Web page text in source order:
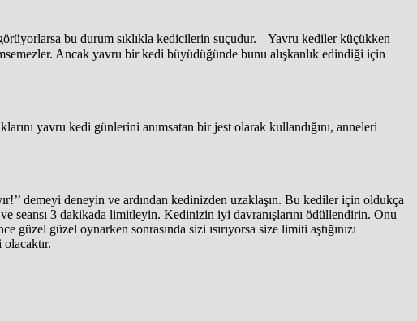
bu durum sıklıkla kedicilerin suçudur. Yavru kediler küçükken
Ancak yavru bir kedi büyüdüğünde bunu alışkanlık edindiği için
yavru kedi günlerini anımsatan bir jest olarak kullandığını, anneleri
demeyi deneyin ve ardından kedinizden uzaklaşın. Bu kediler için oldukça
seansı 3 dakikada limitleyin. Kedinizin iyi davranışlarını ödüllendirin. Onu
güzel oynarken sonrasında sizi ısırıyorsa size limiti aştığınızı